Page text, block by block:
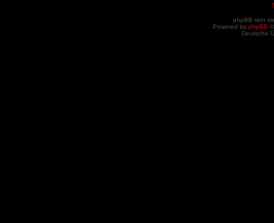
phpBB skin
Powered by phpBB
Deutsche